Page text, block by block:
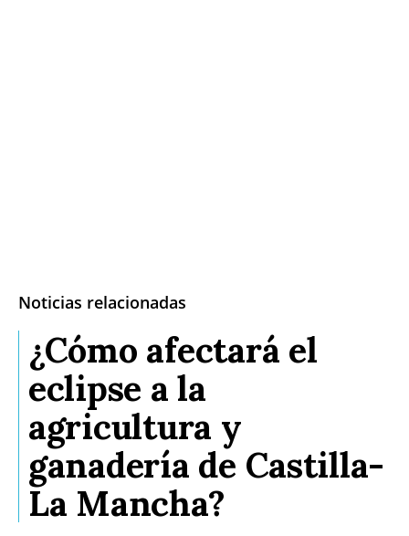
Noticias relacionadas
¿Cómo afectará el
eclipse a la
agricultura y
ganadería de Castilla-
La Mancha?